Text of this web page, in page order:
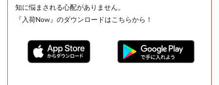
知に悩まされる心配がありません。
『入荷Now』のダウンロードはこちらから！